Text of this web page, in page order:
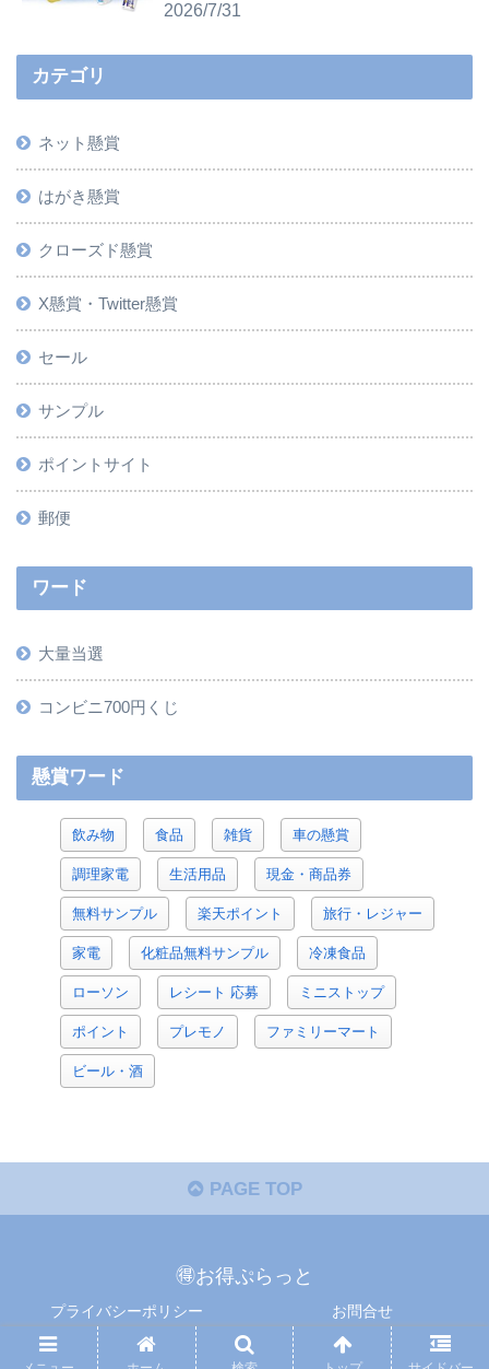
2026/7/31
カテゴリ
ネット懸賞
はがき懸賞
クローズド懸賞
X懸賞・Twitter懸賞
セール
サンプル
ポイントサイト
郵便
ワード
大量当選
コンビニ700円くじ
懸賞ワード
飲み物 食品 雑貨 車の懸賞
調理家電 生活用品 現金・商品券
無料サンプル 楽天ポイント 旅行・レジャー
家電 化粧品無料サンプル 冷凍食品
ローソン レシート 応募 ミニストップ
ポイント プレモノ ファミリーマート
ビール・酒
PAGE TOP
🉐お得ぷらっと
プライバシーポリシー お問合せ
Copyright © 懸賞ぷらっと All Rights Reserved.